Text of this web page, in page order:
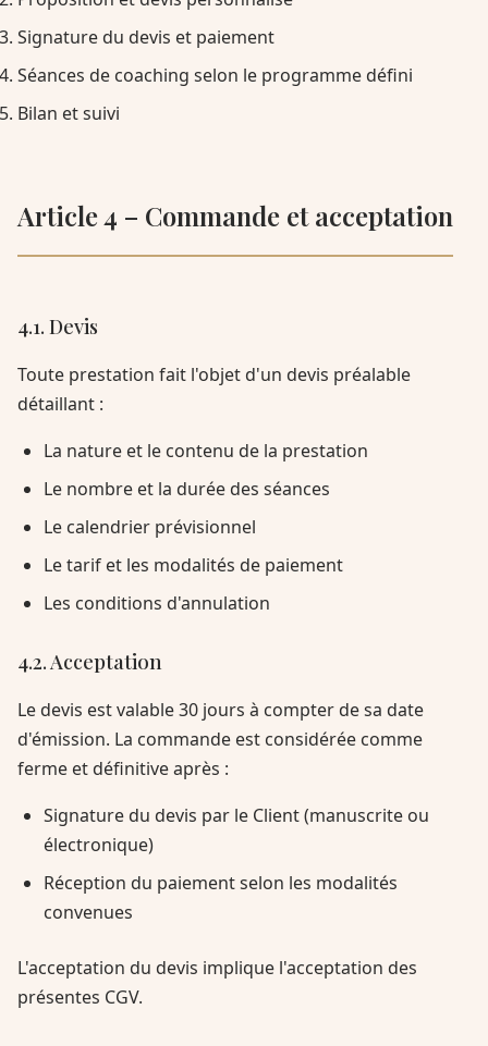
Signature du devis et paiement
Séances de coaching selon le programme défini
Bilan et suivi
Article 4 – Commande et acceptation
4.1. Devis
Toute prestation fait l'objet d'un devis préalable
détaillant :
La nature et le contenu de la prestation
Le nombre et la durée des séances
Le calendrier prévisionnel
Le tarif et les modalités de paiement
Les conditions d'annulation
4.2. Acceptation
Le devis est valable 30 jours à compter de sa date
d'émission. La commande est considérée comme
ferme et définitive après :
Signature du devis par le Client (manuscrite ou
électronique)
Réception du paiement selon les modalités
convenues
L'acceptation du devis implique l'acceptation des
présentes CGV.